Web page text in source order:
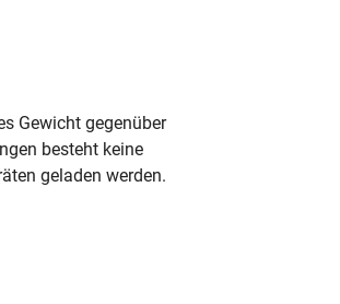
Gewicht gegenüber
besteht keine
geladen werden.